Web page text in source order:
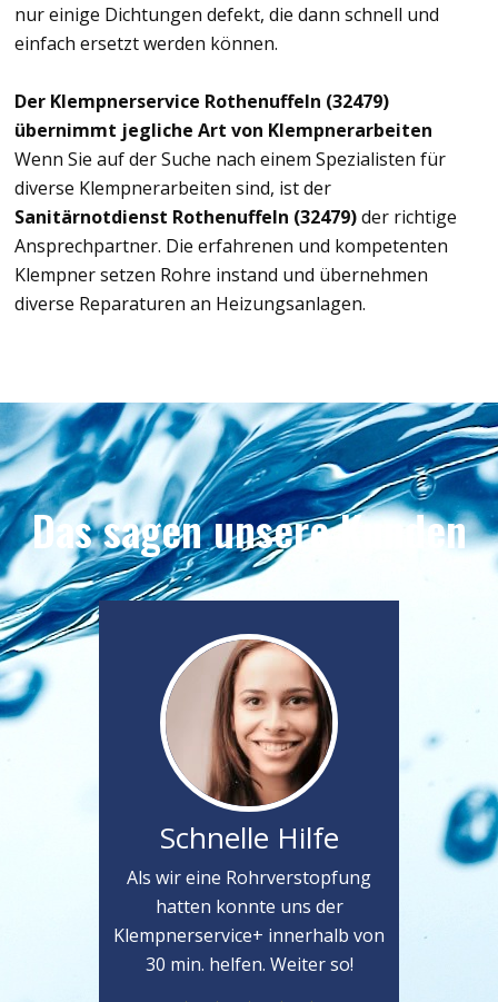
nur einige Dichtungen defekt, die dann schnell und
einfach ersetzt werden können.
Der Klempnerservice Rothenuffeln (32479)
übernimmt jegliche Art von Klempnerarbeiten
Wenn Sie auf der Suche nach einem Spezialisten für
diverse Klempnerarbeiten sind, ist der
Sanitärnotdienst Rothenuffeln (32479)der richtige
Ansprechpartner. Die erfahrenen und kompetenten
Klempner setzen Rohre instand und übernehmen
diverse Reparaturen an Heizungsanlagen.
Das sagen unsere Kunden
Schnelle Hilfe
Als wir eine Rohrverstopfung
hatten konnte uns der
Klempnerservice+ innerhalb von
30 min. helfen. Weiter so!